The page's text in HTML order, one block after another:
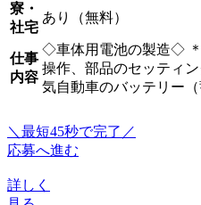
寮・
社宅
あり（無料）
仕事
内容
◇車体用電池の製造◇
操作、部品のセッティ
気自動車のバッテリー
＼最短45秒で完了／
応募へ進む
詳しく